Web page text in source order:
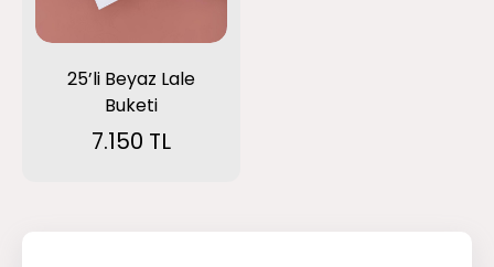
25’li Beyaz Lale
Buketi
7.150 TL